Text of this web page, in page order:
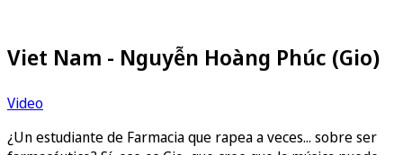
Viet Nam - Nguyễn Hoàng Phúc (Gio)
Video
¿Un estudiante de Farmacia que rapea a veces... sobre ser